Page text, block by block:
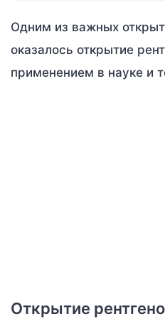
Одним из важных
оказалось открытие
применением в науке и
Открытие